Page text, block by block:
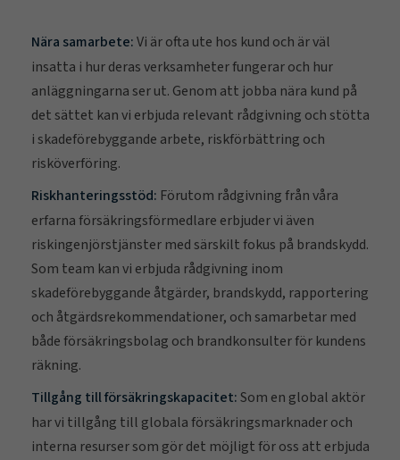
Nära samarbete:Vi är ofta ute hos kund och är väl
insatta i hur deras verksamheter fungerar och hur
anläggningarna ser ut. Genom att jobba nära kund på
det sättet kan vi erbjuda relevant rådgivning och stötta
i skadeförebyggande arbete, riskförbättring och
risköverföring.
Riskhanteringsstöd: Förutom rådgivning från våra
erfarna försäkringsförmedlare erbjuder vi även
riskingenjörstjänster med särskilt fokus på brandskydd.
Som team kan vi erbjuda rådgivning inom
skadeförebyggande åtgärder, brandskydd, rapportering
och åtgärdsrekommendationer, och samarbetar med
både försäkringsbolag och brandkonsulter för kundens
räkning.
Tillgång till försäkringskapacitet:Som en global aktör
har vi tillgång till globala försäkringsmarknader och
interna resurser som gör det möjligt för oss att erbjuda